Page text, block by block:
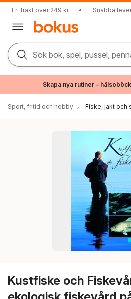
Fri frakt över 249 kr • Snabba
Sök bok, spel, pussel,
Skapa nya rutiner –
Sport, fritid och hobby Fiske, jakt och
Kustfiske och